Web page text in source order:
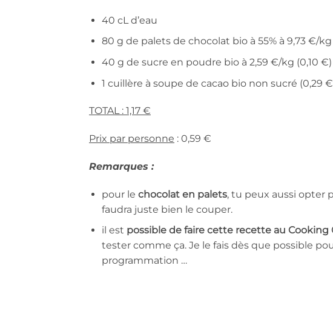
40 cL d’eau
80 g de palets de chocolat bio à 55% à 9,73 €/
40 g de sucre en poudre bio à 2,59 €/kg (0,10 €)
1 cuillère à soupe de cacao bio non sucré (0,29
TOTAL : 1,17 €
Prix par personne : 0,59 €
Remarques :
pour le chocolat en palets, tu peux aussi opter
faudra juste bien le couper.
il est possible de faire cette recette au Cooking
tester comme ça. Je le fais dès que possible
programmation …